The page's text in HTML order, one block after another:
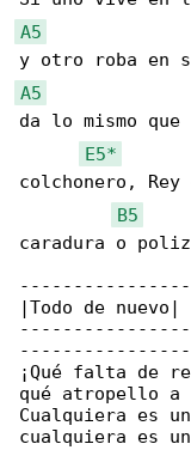
A5
A5
da lo mismo que
E5*
colchonero, Rey
B5
caradura o
|Todo de nuevo|
¡Qué falta de
qué atropello a
Cualquiera es
cualquiera es